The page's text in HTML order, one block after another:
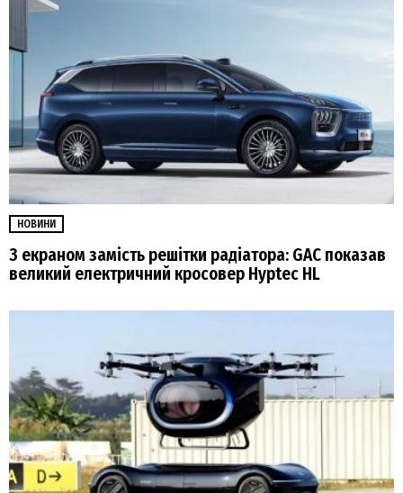
НОВИНИ
З екраном замість решітки радіатора: GAC показав
великий електричний кросовер Hyptec HL